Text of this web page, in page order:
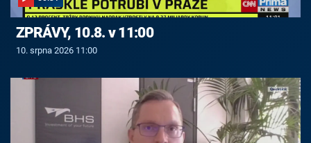
ZPRÁVY, 10.8. v 11:00
10. srpna 2026 11:00